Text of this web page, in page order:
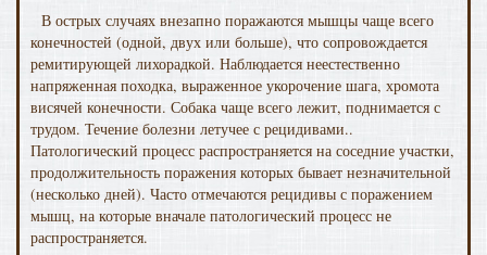
В острых случаях внезапно поражаются мышцы чаще всего
конечностей (одной, двух или больше), что сопровождается
ремитирующей лихорадкой. Наблюда­ется неестественно
напряженная походка, выраженное уко­рочение шага, хромота
висячей конечности. Собака чаще всего лежит, поднимается с
трудом. Течение болезни ле­тучее с рецидивами..
Патологический процесс распростра­няется на соседние участки,
продолжительность поражения которых бывает незначительной
(несколько дней). Часто отмечаются рецидивы с поражением
мышц, на которые вначале патологический процесс не
распространяется.